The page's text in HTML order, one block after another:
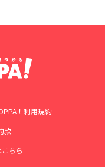
！利用規約
款
ちら